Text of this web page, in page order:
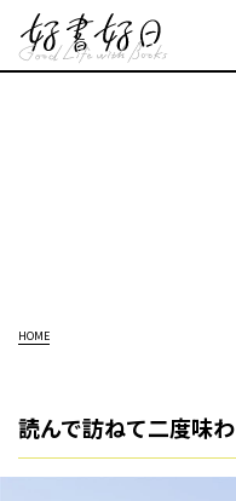
HOME
読んで訪ねて二度味